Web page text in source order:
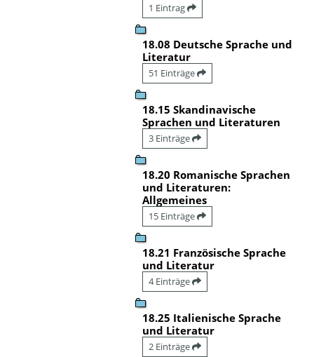
1 Eintrag
18.08 Deutsche Sprache und
Literatur
51 Einträge
18.15 Skandinavische
Sprachen und Literaturen
3 Einträge
18.20 Romanische Sprachen
und Literaturen:
Allgemeines
15 Einträge
18.21 Französische Sprache
und Literatur
4 Einträge
18.25 Italienische Sprache
und Literatur
2 Einträge